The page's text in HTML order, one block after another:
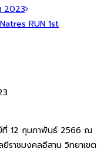
2023
ที่ 12 กุมภาพันธ์ 2566 ณ
ราชมงคลอีสาน วิทยาเขต